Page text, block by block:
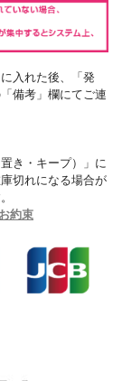
入れた後、「発
備考」欄にてご連
き・キープ）」に
切れになる場合が
約束